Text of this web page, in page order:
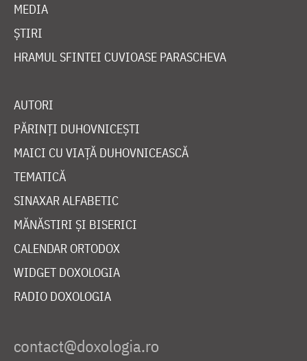
MEDIA
ȘTIRI
HRAMUL SFINTEI CUVIOASE PARASCHEVA
AUTORI
PĂRINȚI DUHOVNICEȘTI
MAICI CU VIAȚĂ DUHOVNICEASCĂ
TEMATICĂ
SINAXAR ALFABETIC
MĂNĂSTIRI ȘI BISERICI
CALENDAR ORTODOX
WIDGET DOXOLOGIA
RADIO DOXOLOGIA